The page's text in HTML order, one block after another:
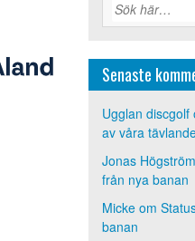
Senaste
Ugglan discgolf
av våra
Jonas Högström
från nya banan
Mickeom
banan